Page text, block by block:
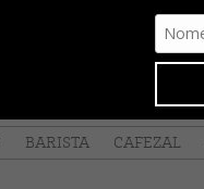
BARISTA CAFEZAL